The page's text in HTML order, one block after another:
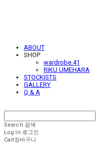
ABOUT
SHOP
wardrobe.41
RIKU UMEHARA
STOCKISTS
GALLERY
Q & A
Search 검색
Log In 로그인
Cart장바구니